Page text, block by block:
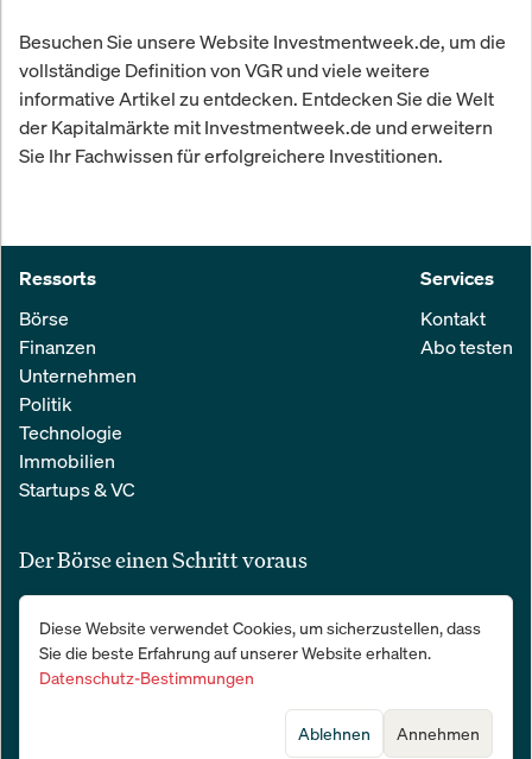
Besuchen Sie unsere Website Investmentweek.de, um die
vollständige Definition von VGR und viele weitere
informative Artikel zu entdecken. Entdecken Sie die Welt
der Kapitalmärkte mit Investmentweek.de und erweitern
Sie Ihr Fachwissen für erfolgreichere Investitionen.
Ressorts
Börse
Finanzen
Unternehmen
Politik
Technologie
Immobilien
Startups & VC
Services
Kontakt
Abo testen
Der Börse einen Schritt voraus
Alle relevanten Nachrichten aus Wirtschaft und Finanzen in einer
einfachen E-Mail. 100 % kostenlos:
Diese Website verwendet Cookies, um sicherzustellen, dass
Sie die beste Erfahrung auf unserer Website erhalten.
Datenschutz-Bestimmungen
Annehmen
Ablehnen